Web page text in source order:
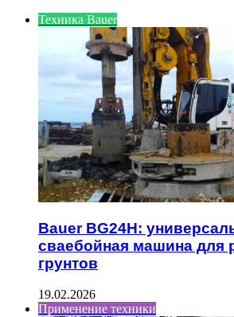
Техника Bauer
Bauer BG24H:
сваебойная машина для
грунтов
19.02.2026
Применение техники